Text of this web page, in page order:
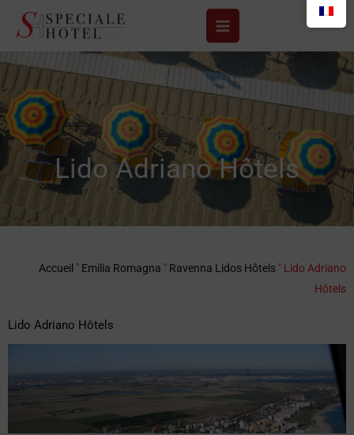
contenu
Lido Adriano Hôtels
Accueil " Emilia Romagna " Ravenna Lidos Hôtels " Lido Adriano
Hôtels
Lido Adriano Hôtels